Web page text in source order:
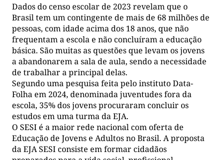
Dados do censo escolar de 2023 revelam que o
Brasil tem um contingente de mais de 68 milhões de
pessoas, com idade acima dos 18 anos, que não
frequentam a escola e não concluíram a educação
básica. São muitas as questões que levam os jovens
a abandonarem a sala de aula, sendo a necessidade
de trabalhar a principal delas.
Segundo uma pesquisa feita pelo instituto Data-
Folha em 2024, denominada juventudes fora da
escola, 35% dos jovens procuraram concluir os
estudos em uma turma da EJA.
O SESI é a maior rede nacional com oferta de
Educação de Jovens e Adultos no Brasil. A proposta
da EJA SESI consiste em formar cidadãos